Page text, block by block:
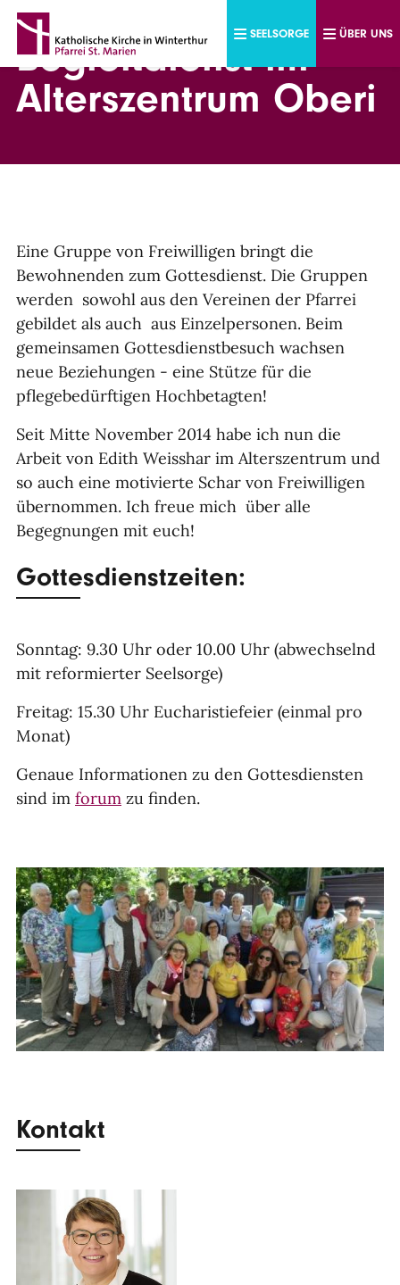
Direkt zum Inhalt
SEELSORGE ÜBER UNS
Begleitdienst im
Alterszentrum Oberi
Eine Gruppe von Freiwilligen bringt die
Bewohnenden zum Gottesdienst. Die Gruppen
werden sowohl aus den Vereinen der Pfarrei
gebildet als auch aus Einzelpersonen. Beim
gemeinsamen Gottesdienstbesuch wachsen
neue Beziehungen - eine Stütze für die
pflegebedürftigen Hochbetagten!
Seit Mitte November 2014 habe ich nun die
Arbeit von Edith Weisshar im Alterszentrum und
so auch eine motivierte Schar von Freiwilligen
übernommen. Ich freue mich über alle
Begegnungen mit euch!
Gottesdienstzeiten:
Sonntag: 9.30 Uhr oder 10.00 Uhr (abwechselnd
mit reformierter Seelsorge)
Freitag: 15.30 Uhr Eucharistiefeier (einmal pro
Monat)
Genaue Informationen zu den Gottesdiensten
sind im forum zu finden.
Kontakt